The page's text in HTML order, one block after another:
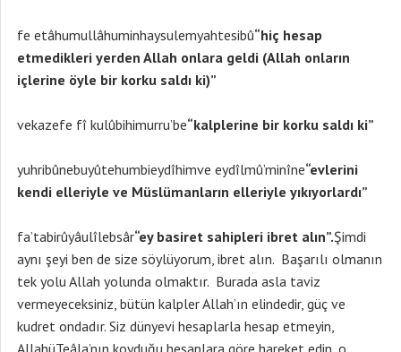
fe etâhumullâhuminhaysulemyahtesibû“hiç hesap
etmedikleri yerden Allah onlara geldi (Allah onların
içlerine öyle bir korku saldı ki)”
vekazefe fî kulûbihimurru’be“kalplerine bir korku saldı ki”
yuhribûnebuyûtehumbieydîhimve eydîlmû’minîne“evlerini
kendi elleriyle ve Müslümanların elleriyle yıkıyorlardı”
fa’tabirûyâulîlebsâr“ey basiret sahipleri ibret alın”.Şimdi
aynı şeyi ben de size söylüyorum, ibret alın. Başarılı olmanın
tek yolu Allah yolunda olmaktır. Burada asla taviz
vermeyeceksiniz, bütün kalpler Allah’ın elindedir, güç ve
kudret ondadır. Siz dünyevi hesaplarla hesap etmeyin,
AllahüTeâla’nın koyduğu hesaplara göre hareket edin, o